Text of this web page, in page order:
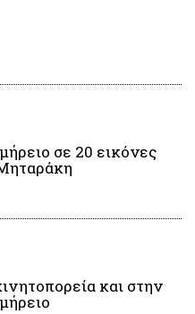
σε 20 εικόνες
και στην